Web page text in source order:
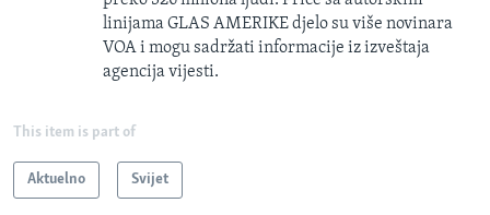
linijama GLAS AMERIKE djelo su više novinara
VOA i mogu sadržati informacije iz izveštaja
agencija vijesti.
This item is part of
Aktuelno Svijet